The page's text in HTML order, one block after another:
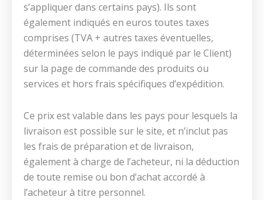
s’appliquer dans certains pays). Ils sont
également indiqués en euros toutes taxes
comprises (TVA + autres taxes éventuelles,
déterminées selon le pays indiqué par le Client)
sur la page de commande des produits ou
services et hors frais spécifiques d’expédition.
Ce prix est valable dans les pays pour lesquels la
livraison est possible sur le site, et n’inclut pas
les frais de préparation et de livraison,
également à charge de l’acheteur, ni la déduction
de toute remise ou bon d’achat accordé à
l’acheteur à titre personnel.